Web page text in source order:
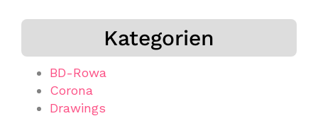
Kategorien
BD-Rowa
Corona
Drawings